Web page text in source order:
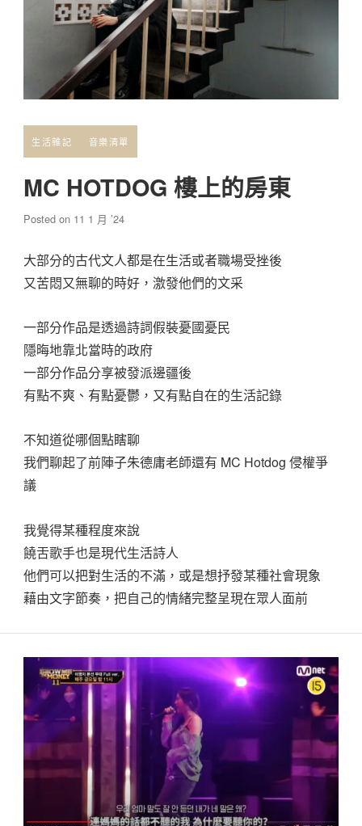
生活雜記 音樂清單
MC HOTDOG 樓上的房東
Posted on 11 1 月 ’24
大部分的古代文人都是在生活或者職場受挫後
又苦悶又無聊的時好，激發他們的文采
一部分作品是透過詩詞假裝憂國憂民
隱晦地靠北當時的政府
一部分作品分享被發派邊疆後
有點不爽、有點憂鬱，又有點自在的生活記錄
不知道從哪個點瞎聊
我們聊起了前陣子朱德庸老師還有 MC Hotdog 侵權爭
議
我覺得某種程度來說
饒舌歌手也是現代生活詩人
他們可以把對生活的不滿，或是想抒發某種社會現象
藉由文字節奏，把自己的情緒完整呈現在眾人面前